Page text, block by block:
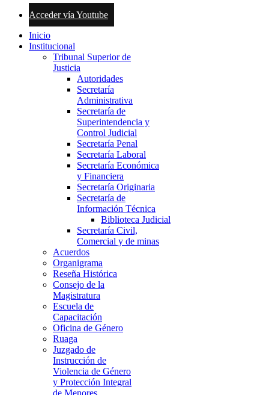
Acceder vía Youtube
Inicio
Institucional
Tribunal Superior de
Justicia
Autoridades
Secretaría
Administrativa
Secretaría de
Superintendencia y
Control Judicial
Secretaría Penal
Secretaría Laboral
Secretaría Económica
y Financiera
Secretaría Originaria
Secretaría de
Información Técnica
Biblioteca Judicial
Secretaría Civil,
Comercial y de minas
Acuerdos
Organigrama
Reseña Histórica
Consejo de la
Magistratura
Escuela de
Capacitación
Oficina de Género
Ruaga
Juzgado de
Instrucción de
Violencia de Género
y Protección Integral
de Menores